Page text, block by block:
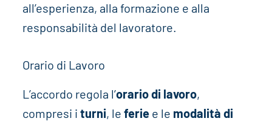
all’esperienza, alla formazione e alla
responsabilità del lavoratore.
Orario di Lavoro
L’accordo regola l’orario di lavoro,
compresi i turni, le feriee le modalità di